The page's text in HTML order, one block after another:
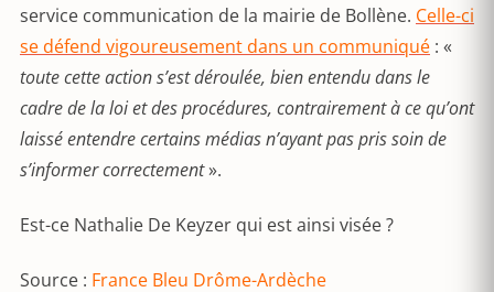
service communication de la mairie de Bollène. Celle-ci
se défend vigoureusement dans un communiqué : «
toute cette action s’est déroulée, bien entendu dans le
cadre de la loi et des procédures, contrairement à ce qu’ont
laissé entendre certains médias n’ayant pas pris soin de
s’informer correctement».
Est-ce Nathalie De Keyzer qui est ainsi visée ?
Source : France Bleu Drôme-Ardèche